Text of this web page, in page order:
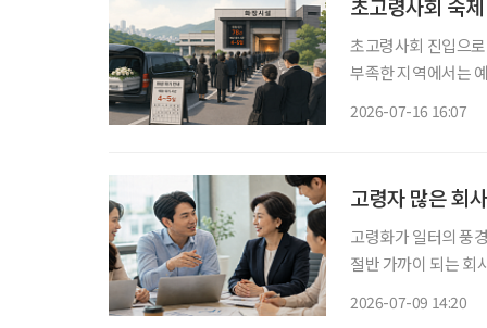
초고령사회 숙
초고령사회 진입으
부족한 지역에서는
2026-07-16 16:07
고령자 많은 회
고령화가 일터의 풍
절반 가까이 되는 회
2026-07-09 14:20